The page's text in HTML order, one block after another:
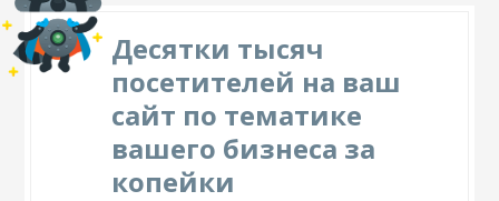
Десятки тысяч
посетителей на ваш
сайт по тематике
вашего бизнеса за
копейки